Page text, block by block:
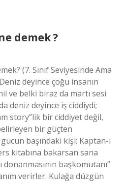
demek ?
(7. Sınıf Seviyesinde Ama
deyince çoğu insanın
ve belki biraz da martı sesi
deniz deyince iş ciddiydi;
story”lik bir ciddiyet değil,
bir güçten
başındaki kişi: Kaptan-ı
kitabına bakarsan sana
başkomutanı”
verirler. Kulağa düzgün